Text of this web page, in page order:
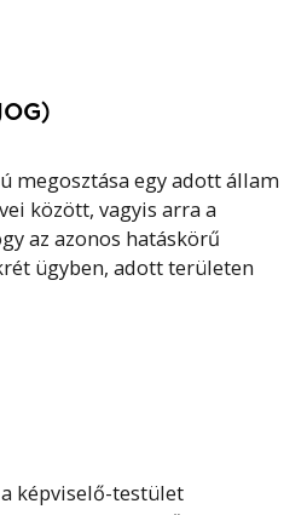
megosztása egy adott állam
között, vagyis arra a
az azonos hatáskörű
ügyben, adott területen
képviselő-testület